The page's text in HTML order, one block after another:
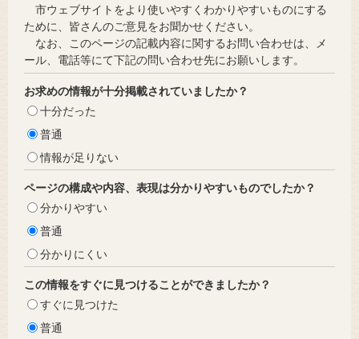
市ウェブサイトをより使いやすくわかりやすいものにする
ために、皆さんのご意見をお聞かせください。
なお、このページの記載内容に関するお問い合わせは、メ
ール、電話等にて下記の問い合わせ先にお願いします。
お求めの情報が十分掲載されていましたか？
十分だった
普通
情報が足りない
ページの構成や内容、表現は分かりやすいものでしたか？
分かりやすい
普通
分かりにくい
この情報をすぐに見つけることができましたか？
すぐに見つけた
普通